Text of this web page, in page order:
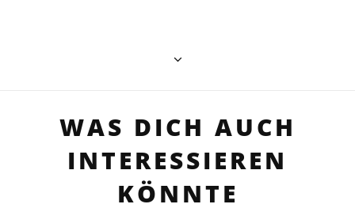
WAS DICH AUCH
INTERESSIEREN
KÖNNTE